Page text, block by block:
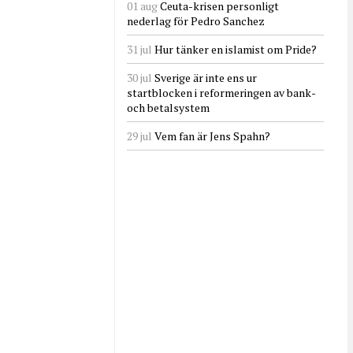
01 augCeuta-krisen personligt
nederlag för Pedro Sanchez
31 jul Hur tänker en islamist om Pride?
30 jul Sverige är inte ens ur
startblocken i reformeringen av bank-
och betalsystem
29 jul Vem fan är Jens Spahn?